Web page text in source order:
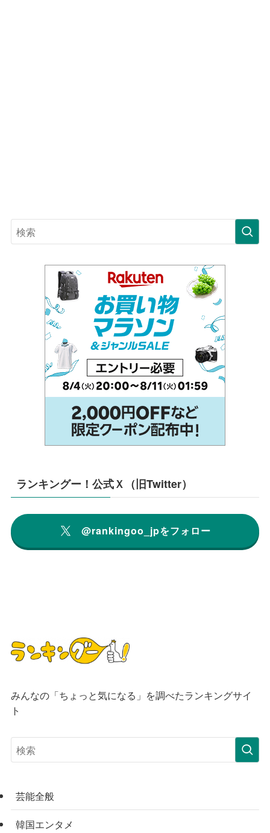
ランキングー！公式Ｘ（旧Twitter）
@rankingoo_jpをフォロー
みんなの「ちょっと気になる」を調べたランキングサイ
ト
芸能全般
韓国エンタメ